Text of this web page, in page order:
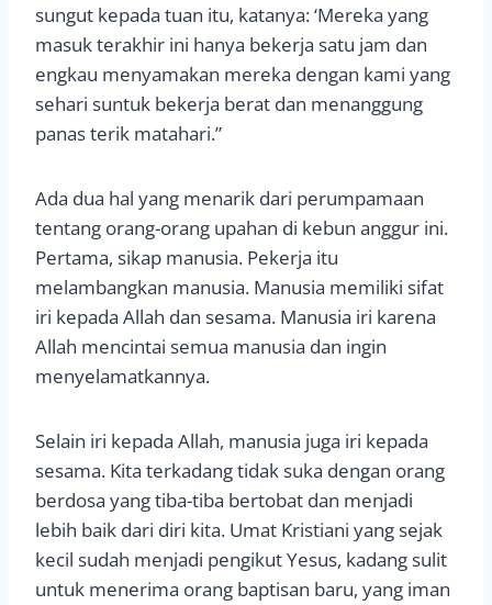
sungut kepada tuan itu, katanya: ‘Mereka yang
masuk terakhir ini hanya bekerja satu jam dan
engkau menyamakan mereka dengan kami yang
sehari suntuk bekerja berat dan menanggung
panas terik matahari.”
Ada dua hal yang menarik dari perumpamaan
tentang orang-orang upahan di kebun anggur ini.
Pertama, sikap manusia. Pekerja itu
melambangkan manusia. Manusia memiliki sifat
iri kepada Allah dan sesama. Manusia iri karena
Allah mencintai semua manusia dan ingin
menyelamatkannya.
Selain iri kepada Allah, manusia juga iri kepada
sesama. Kita terkadang tidak suka dengan orang
berdosa yang tiba-tiba bertobat dan menjadi
lebih baik dari diri kita. Umat Kristiani yang sejak
kecil sudah menjadi pengikut Yesus, kadang sulit
untuk menerima orang baptisan baru, yang iman